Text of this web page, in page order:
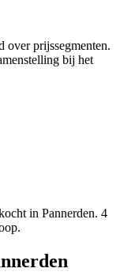
over prijssegmenten.
bij het
in Pannerden. 4